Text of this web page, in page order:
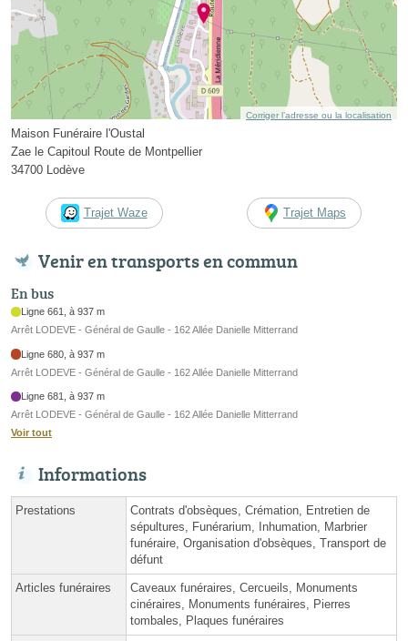
Corriger l’adresse ou la localisation
Maison Funéraire l'Oustal
Zae le Capitoul Route de Montpellier
34700 Lodève
Trajet Waze Trajet Maps
Venir en transports en commun
En bus
Ligne 661, à 937 m
Arrêt LODEVE - Général de Gaulle - 162 Allée Danielle Mitterrand
Ligne 680, à 937 m
Arrêt LODEVE - Général de Gaulle - 162 Allée Danielle Mitterrand
Ligne 681, à 937 m
Arrêt LODEVE - Général de Gaulle - 162 Allée Danielle Mitterrand
Voir tout
Informations
Prestations
Contrats d'obsèques, Crémation, Entretien de
sépultures, Funérarium, Inhumation, Marbrier
funéraire, Organisation d'obsèques, Transport de
défunt
Articles funéraires
Caveaux funéraires, Cercueils, Monuments
cinéraires, Monuments funéraires, Pierres
tombales, Plaques funéraires